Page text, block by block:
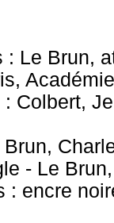
: Le Brun,
: Colbert,
- Le
: encre